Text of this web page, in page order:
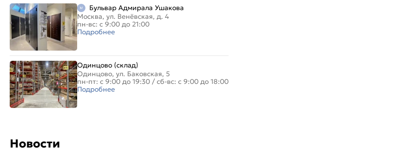
Бульвар Адмирала Ушакова
Москва, ул. Венёвская, д. 4
пн-вс: с 9:00 до 21:00
Подробнее
Одинцово (склад)
Одинцово, ул. Баковская, 5
пн-пт: с 9:00 до 19:30 / сб-вс: с 9:00 до 18:00
Подробнее
Новости